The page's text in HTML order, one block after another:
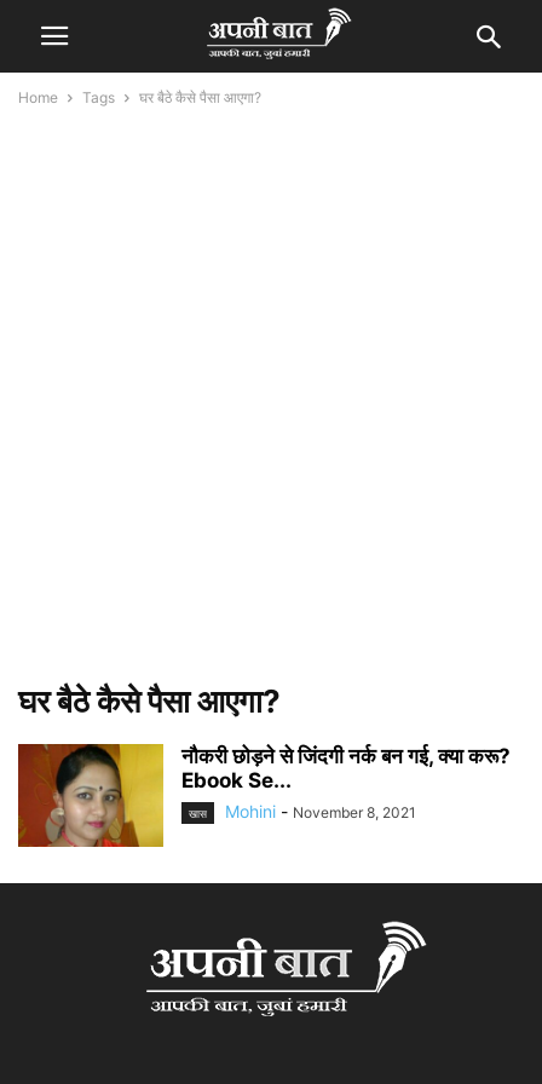
Home Tags घर बैठे कैसे पैसा आएगा?
घर बैठे कैसे पैसा आएगा?
नौकरी छोड़ने से जिंदगी नर्क बन गई, क्या करू?
Ebook Se...
खास Mohini - November 8, 2021